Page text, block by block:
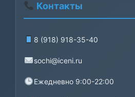
Контакты
8 (918) 918-35-40
sochi@iceni.ru
Ежедневно 9:00-22:00